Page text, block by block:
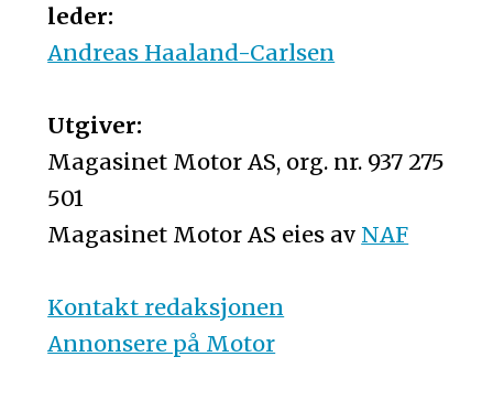
leder:
Andreas Haaland-Carlsen
Utgiver:
Magasinet Motor AS, org. nr. 937 275
501
Magasinet Motor AS eies av NAF
Kontakt redaksjonen
Annonsere på Motor